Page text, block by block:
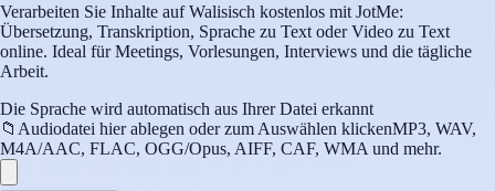
Verarbeiten Sie Inhalte auf Walisisch kostenlos mit JotMe:
Übersetzung, Transkription, Sprache zu Text oder Video zu Text
online. Ideal für Meetings, Vorlesungen, Interviews und die tägliche
Arbeit.
Die Sprache wird automatisch aus Ihrer Datei erkannt
📁 Audiodatei hier ablegen oder zum Auswählen klickenMP3, WAV,
M4A/AAC, FLAC, OGG/Opus, AIFF, CAF, WMA und mehr.